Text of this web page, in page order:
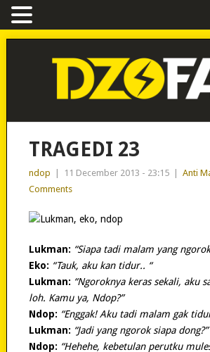
TRAGEDI 23
ndop 11 December 2013 - 23:15 Anti
Comments
Lukman: “Siapa tadi malam yang
Eko: “Tauk, aku kan tidur.. “
Lukman: “Ngoroknya keras sekali, aku
loh. Kamu ya, Ndop?”
Ndop: “Enggak! Aku tadi malam gak
Lukman: “Jadi yang ngorok siapa dong?”
Ndop: “Hehehe, kebetulan perutku